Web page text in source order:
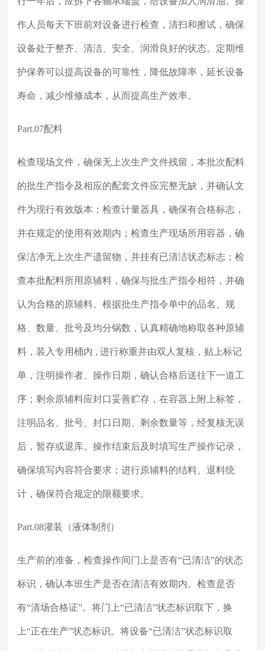
作人员每天下班前对设备进行检查，清扫和擦试，确保
设备处于整齐、清洁、安全、润滑良好的状态。定期维
护保养可以提高设备的可靠性，降低故障率，延长设备
寿命，减少维修成本，从而提高生产效率。
Part.07配料
检查现场文件，确保无上次生产文件残留，本批次配料
的批生产指令及相应的配套文件应完整无缺，并确认文
件为现行有效版本；检查计量器具，确保有合格标志，
并在规定的使用有效期内；检查生产现场所用容器，确
保洁净无上次生产遗留物，并挂有已清洁状态标志；检
查本批配料所用原辅料，确保与批生产指令相符，并确
认为合格的原辅料。根据批生产指令单中的品名、规
格、数量、批号及均分锅数，认真精确地称取各种原辅
料，装入专用桶内 , 进行称重并由双人复核，贴上标记
单，注明操作者、操作日期，确认合格后送往下一道工
序；剩余原辅料应封口妥善贮存，在容器上附上标签，
注明品名、批号、封口日期、剩余数量等，经复核无误
后，暂存或退库。操作结束后及时填写生产操作记录，
确保填写内容符合要求；进行原辅料的结料、退料统
计，确保符合规定的限额要求。
Part.08灌装（液体制剂）
生产前的准备，检查操作间门上是否有“已清洁”的状态
标识，确认本班生产是否在清洁有效期内。检查是否
有“清场合格证”。将门上“已清洁”状态标识取下，换
上“正在生产”状态标识。将设备“已清洁”状态标识取